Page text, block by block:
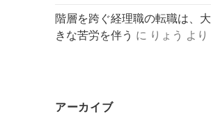
階層を跨ぐ経理職の転職は、大
きな苦労を伴う に りょう より
アーカイブ